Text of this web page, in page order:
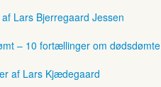
Lars Bjerregaard Jessen
– 10 fortællinger om
af Lars Kjædegaard